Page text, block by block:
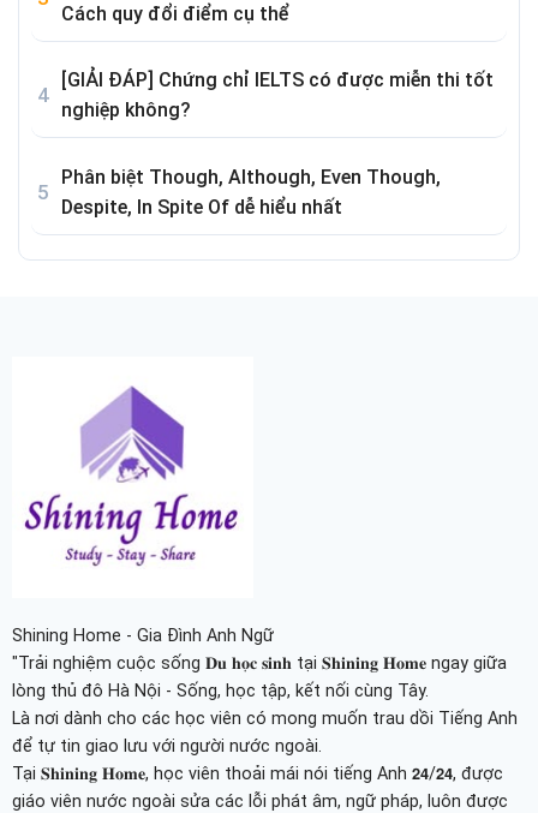
Cách quy đổi điểm cụ thể
[GIẢI ĐÁP] Chứng chỉ IELTS có được miễn thi tốt
nghiệp không?
Phân biệt Though, Although, Even Though,
Despite, In Spite Of dễ hiểu nhất
Shining Home - Gia Đình Anh Ngữ
"Trải nghiệm cuộc sống 𝐃𝐮 𝐡𝐨̣𝐜 𝐬𝐢𝐧𝐡 tại 𝐒𝐡𝐢𝐧𝐢𝐧𝐠 𝐇𝐨𝐦𝐞 ngay giữa
lòng thủ đô Hà Nội - Sống, học tập, kết nối cùng Tây.
Là nơi dành cho các học viên có mong muốn trau dồi Tiếng Anh
để tự tin giao lưu với người nước ngoài.
Tại 𝐒𝐡𝐢𝐧𝐢𝐧𝐠 𝐇𝐨𝐦𝐞, học viên thoải mái nói tiếng Anh 𝟮𝟰/𝟮𝟰, được
giáo viên nước ngoài sửa các lỗi phát âm, ngữ pháp, luôn được